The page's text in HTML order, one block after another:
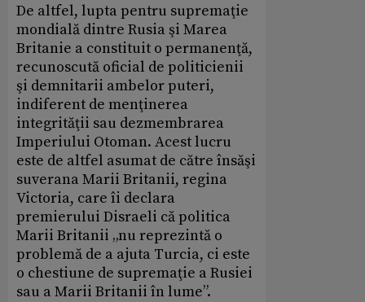
De altfel, lupta pentru supremaţie
mondială dintre Rusia şi Marea
Britanie a constituit o permanenţă,
recunoscută oficial de politicienii
şi demnitarii ambelor puteri,
indiferent de menţinerea
integrităţii sau dezmembrarea
Imperiului Otoman. Acest lucru
este de altfel asumat de către însăşi
suverana Marii Britanii, regina
Victoria, care îi declara
premierului Disraeli că politica
Marii Britanii „nu reprezintă o
problemă de a ajuta Turcia, ci este
o chestiune de supremaţie a Rusiei
sau a Marii Britanii în lume”.